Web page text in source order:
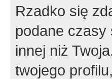
Rzadko się
podane czasy
innej niż
twojego